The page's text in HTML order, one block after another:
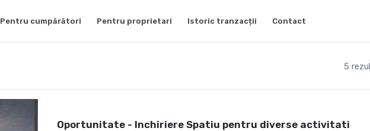
Pentru cumpărători Pentru proprietari Istoric tranzacții Contact
5
Oportunitate - Inchiriere Spatiu pentru diverse activitati